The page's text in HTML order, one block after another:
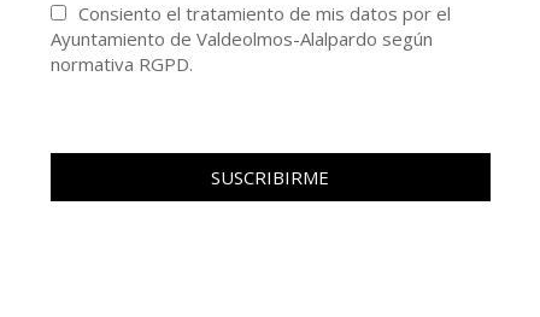
Consiento el tratamiento de mis datos por el
Ayuntamiento de Valdeolmos-Alalpardo según
normativa RGPD.